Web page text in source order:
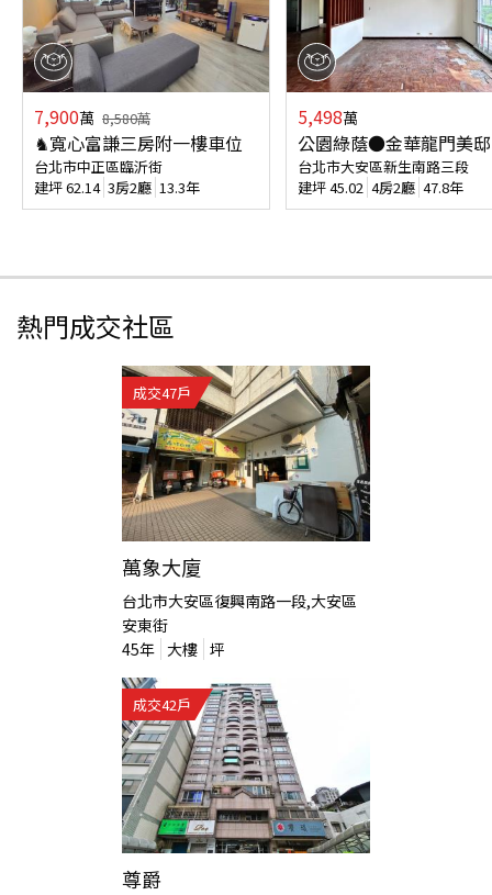
7,900萬 8,580萬
♞寬心富謙三房附一樓車位
台北市中正區臨沂街
建坪62.14 3房2廳 13.3年
5,498萬
公園綠蔭●金華龍門美邸
台北市大安區新生南路三段
建坪45.02 4房2廳 47.8年
熱門成交社區
成交47戶
萬象大廈
台北市大安區復興南路一段,大安區
安東街
45年 大樓 坪
成交42戶
尊爵